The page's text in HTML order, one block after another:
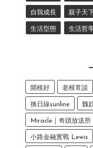
自我成長 親子天下
生活型態 生活哲
開根好 老根常談
換日線sunline 魏
Miracle｜奇蹟放送所
小路金融實戰 Lewis